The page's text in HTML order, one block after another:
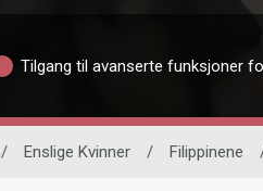
Tilgang til avanserte funksjoner
/ Enslige Kvinner / Filippinene